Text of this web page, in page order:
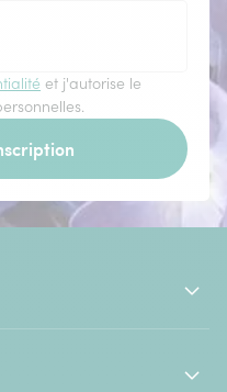
et j'autorise le